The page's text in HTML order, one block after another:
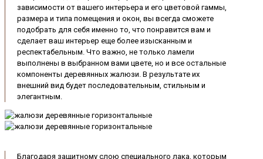
зависимости от вашего интерьера и его цветовой гаммы,
размера и типа помещения и окон, вы всегда сможете
подобрать для себя именно то, что понравится вам и
сделает ваш интерьер еще более изысканным и
респектабельным. Что важно, не только ламели
выполнены в выбранном вами цвете, но и все остальные
компоненты деревянных жалюзи. В результате их
внешний вид будет последовательным, стильным и
элегантным.
Благодаря защитному слою специального лака, которым